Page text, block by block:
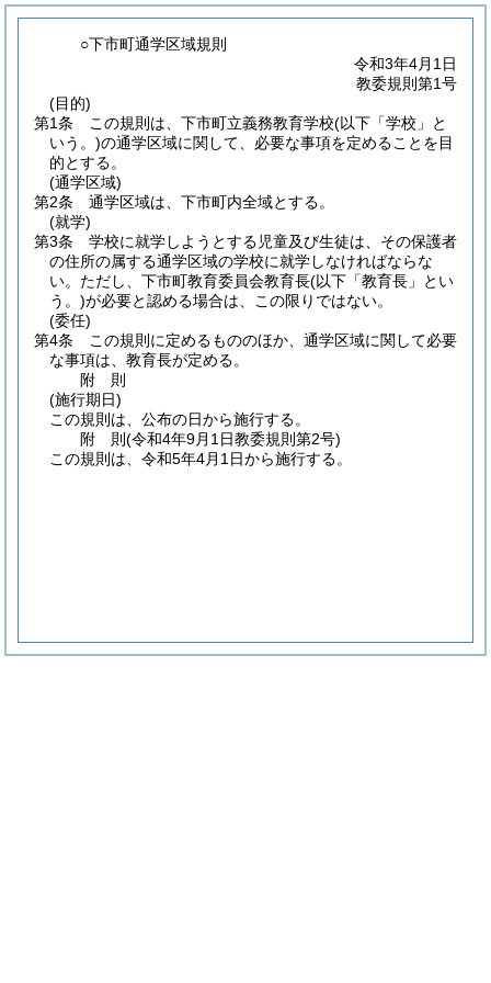
○下市町通学区域規則
令和3年4月1日
教委規則第1号
(目的)
第1条
この規則は、下市町立義務教育学校(以下「学校」と
いう。)の通学区域に関して、必要な事項を定めることを目
的とする。
(通学区域)
第2条
通学区域は、下市町内全域とする。
(就学)
第3条
学校に就学しようとする児童及び生徒は、その保護者
の住所の属する通学区域の学校に就学しなければならな
い。 ただし、下市町教育委員会教育長(以下「教育長」とい
う。)が必要と認める場合は、この限りではない。
(委任)
第4条
この規則に定めるもののほか、通学区域に関して必要
な事項は、教育長が定める。
附 則
(施行期日)
この規則は、公布の日から施行する。
附 則(令和4年9月1日教委規則第2号)
この規則は、令和5年4月1日から施行する。